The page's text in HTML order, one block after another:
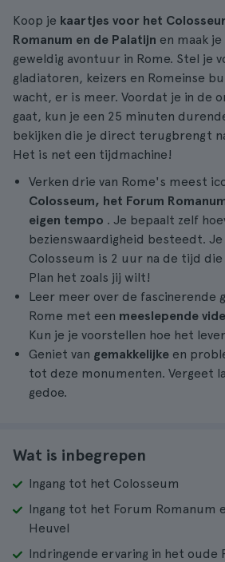
Koop je kaartjes voor het
Romanum en de Palatijn en maak
geweldig avontuur in Rome. Stel je
gladiatoren, keizers en Romeinse
wacht, er is meer. Voordat je in de
gaat, kun je een 25 minuten
bekijken die je direct terugbrengt
Het is net een tijdmachine!
Verken drie van Rome's meest
Colosseum, het Forum
eigen tempo . Je bepaalt zelf
bezienswaardigheid besteedt.
Colosseum is 2 uur na de tijd
Plan het zoals jij wilt!
Leer meer over de fascinerende
Rome met een meeslepende
Kun je je voorstellen hoe het
Geniet van gemakkelijke en
tot deze monumenten. Vergeet
gedoe.
Wat is inbegrepen
Ingang tot het Colosseum
Ingang tot het Forum Romanum
Heuvel
Indringende ervaring in het oude